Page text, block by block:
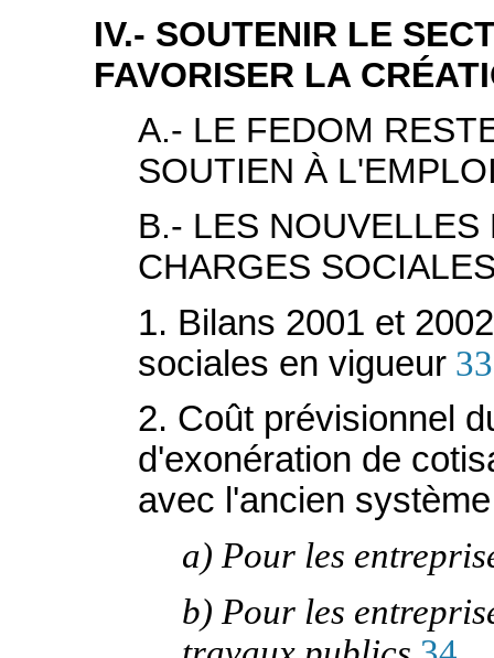
IV.- SOUTENIR LE
FAVORISER LA
A.- LE FEDOM
SOUTIEN À
B.- LES
CHARGES
1. Bilans 2001 et
sociales en vigueur 33
2. Coût prévisionnel
d'exonération de
avec l'ancien système
a) Pour les
b) Pour les